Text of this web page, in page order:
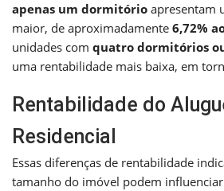
apenas um dormitório apresentam
maior, de aproximadamente 6,72%
unidades com quatro dormitórios
uma rentabilidade mais baixa, em
Rentabilidade do
Residencial
Essas diferenças de rentabilidade
tamanho do imóvel podem